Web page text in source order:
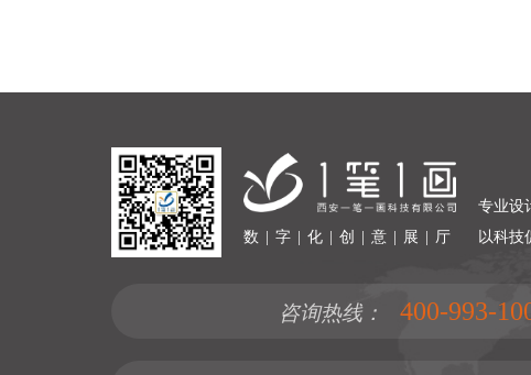
数 | 字 | 化 | 创 | 意 | 展 | 厅
专业设
以科技
咨询热线： 400-993-